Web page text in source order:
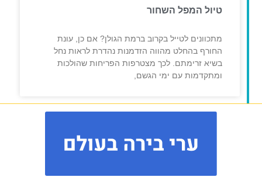
טיול המפל השחור
מתכוונים לטייל בקרוב ברמת הגולן? אם כן, עונת
החורף בהחלט מהווה הזדמנות נהדרת לראות נחל
בשיא זרימתם. לכך מצטרפות הפריחות שהולכות
ומתקדמות עם ימי הגשם,